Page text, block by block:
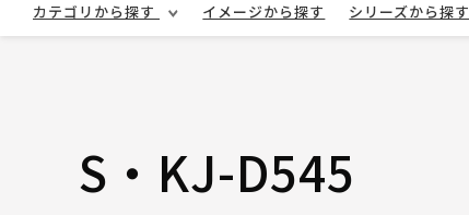
カテゴリから探す
イメージから探す シリーズから探す
S・KJ-D545